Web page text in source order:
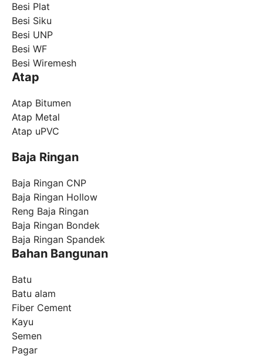
Besi Plat
Besi Siku
Besi UNP
Besi WF
Besi Wiremesh
Atap
Atap Bitumen
Atap Metal
Atap uPVC
Baja Ringan
Baja Ringan CNP
Baja Ringan Hollow
Reng Baja Ringan
Baja Ringan Bondek
Baja Ringan Spandek
Bahan Bangunan
Batu
Batu alam
Fiber Cement
Kayu
Semen
Pagar